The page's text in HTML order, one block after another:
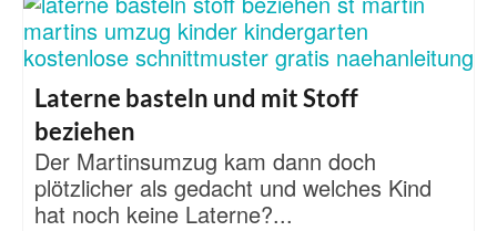
Laterne basteln und mit Stoff
beziehen
Der Martinsumzug kam dann doch
plötzlicher als gedacht und welches Kind
hat noch keine Laterne?...